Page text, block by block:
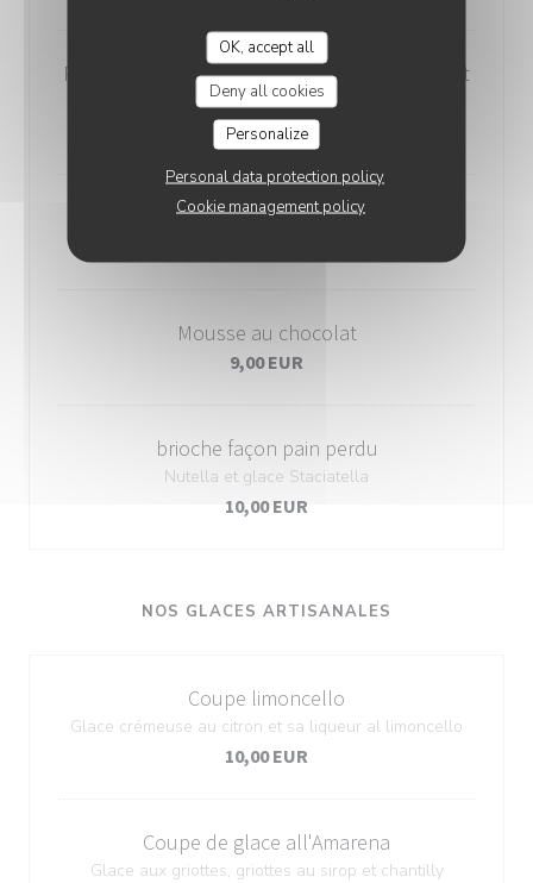
OK, accept all
Deny all cookies
Personalize
Personal data protection policy
Cookie management policy
Panetone façon pain perdu, crème anglaise et
sa glace vanille
10,00 EUR
Tiramisu classique
Mousse au chocolat
9,00 EUR
brioche façon pain perdu
Nutella et glace Staciatella
10,00 EUR
NOS GLACES ARTISANALES
Coupe limoncello
Glace crémeuse au citron et sa liqueur al limoncello
10,00 EUR
Coupe de glace all'Amarena
Glace aux griottes, griottes au sirop et chantilly